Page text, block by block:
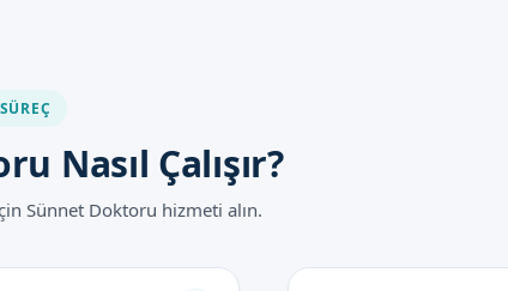
Bizim ekibimiz, sünnet operasyonu fiyatlarınıTransparent bir
SÜREÇ
Nasıl Çalışır?
Sünnet Doktoru hizmeti alın.